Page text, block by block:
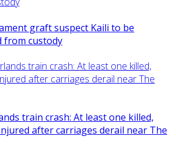
graft suspect Kaili to be
from custody
train crash: At least one killed,
after carriages derail near The